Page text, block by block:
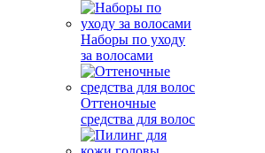
Наборы по уходу
за волосами
Оттеночные
средства для волос